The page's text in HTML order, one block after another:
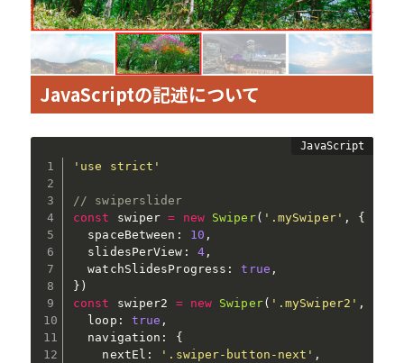
JavaScriptの記述について
'use strict'
// swiperslider
const
swiper = new Swiper( '.mySwiper' ,
{
  spaceBetween
: 10 ,
  slidesPerView
: 4,
  watchSlidesProgress
: true ,
} )
const
swiper2 = new Swiper( '.mySwiper2' ,
  loop
: true ,
  navigation
:
{
    nextEl
: '.swiper-button-next' ,